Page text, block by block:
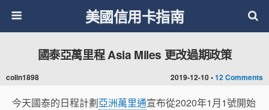
美國信用卡指南
2019-12-10 •12 Comments
國泰亞萬里程 Asia Miles 更改過期政策
colin1898
今天國泰的日程計劃亞洲萬里通宣布從2020年1月1號開始